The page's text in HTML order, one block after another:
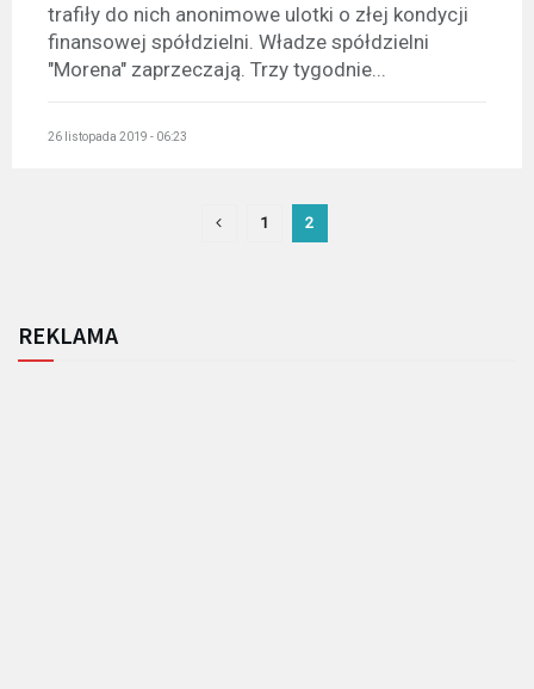
trafiły do nich anonimowe ulotki o złej kondycji
finansowej spółdzielni. Władze spółdzielni
"Morena" zaprzeczają. Trzy tygodnie...
26 listopada 2019 - 06:23
1 2
REKLAMA